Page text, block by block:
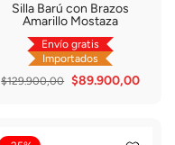
Silla Barú con Brazos
Amarillo Mostaza
Envío gratis
Importados
$129.900,00 $89.900,00